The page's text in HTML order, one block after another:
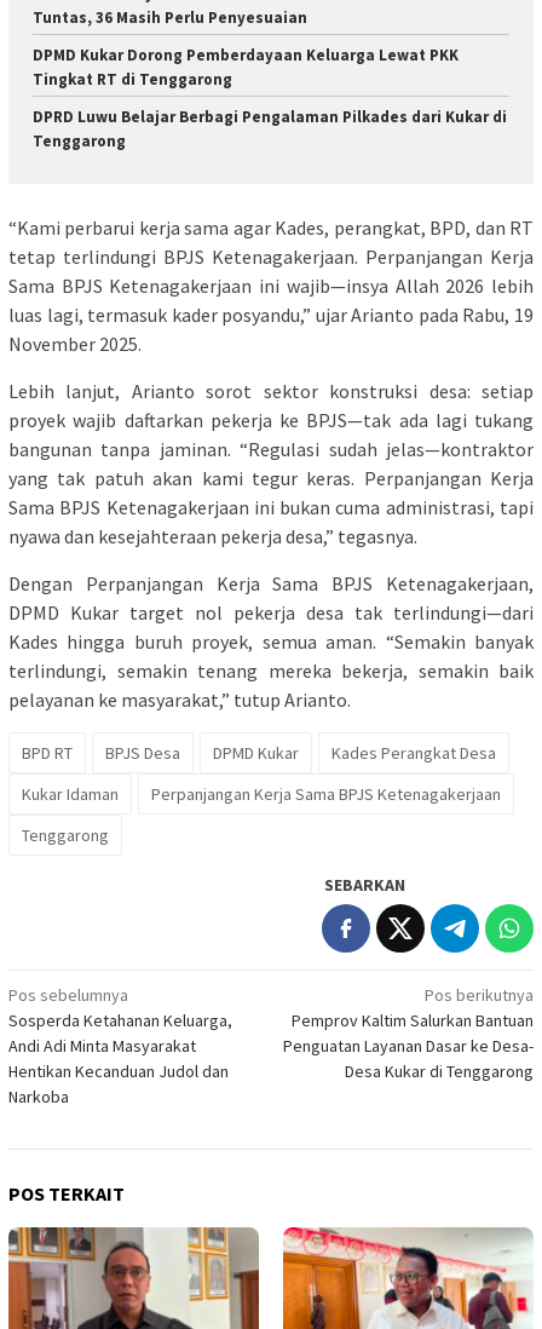
Tuntas, 36 Masih Perlu Penyesuaian
DPMD Kukar Dorong Pemberdayaan Keluarga Lewat PKK
Tingkat RT di Tenggarong
DPRD Luwu Belajar Berbagi Pengalaman Pilkades dari Kukar di
Tenggarong
“Kami perbarui kerja sama agar Kades, perangkat, BPD, dan RT
tetap terlindungi BPJS Ketenagakerjaan. Perpanjangan Kerja
Sama BPJS Ketenagakerjaan ini wajib—insya Allah 2026 lebih
luas lagi, termasuk kader posyandu,” ujar Arianto pada Rabu, 19
November 2025.
Lebih lanjut, Arianto sorot sektor konstruksi desa: setiap
proyek wajib daftarkan pekerja ke BPJS—tak ada lagi tukang
bangunan tanpa jaminan. “Regulasi sudah jelas—kontraktor
yang tak patuh akan kami tegur keras. Perpanjangan Kerja
Sama BPJS Ketenagakerjaan ini bukan cuma administrasi, tapi
nyawa dan kesejahteraan pekerja desa,” tegasnya.
Dengan Perpanjangan Kerja Sama BPJS Ketenagakerjaan,
DPMD Kukar target nol pekerja desa tak terlindungi—dari
Kades hingga buruh proyek, semua aman. “Semakin banyak
terlindungi, semakin tenang mereka bekerja, semakin baik
pelayanan ke masyarakat,” tutup Arianto.
BPD RT BPJS Desa DPMD Kukar
Kades Perangkat Desa
Kukar Idaman
Perpanjangan Kerja Sama BPJS Ketenagakerjaan
Tenggarong
SEBARKAN
Navigasi
pos
Pos sebelumnya
Sosperda Ketahanan Keluarga,
Andi Adi Minta Masyarakat
Hentikan Kecanduan Judol dan
Narkoba
Pos berikutnya
Pemprov Kaltim Salurkan Bantuan
Penguatan Layanan Dasar ke Desa-
Desa Kukar di Tenggarong
POS TERKAIT